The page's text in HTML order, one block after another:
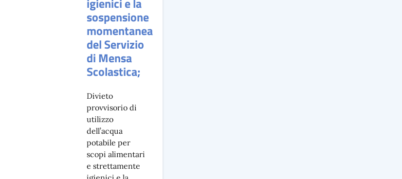
sospensione
momentanea
del Servizio
di Mensa
Scolastica;
Divieto
provvisorio di
utilizzo
dell’acqua
potabile per
scopi alimentari
e strettamente